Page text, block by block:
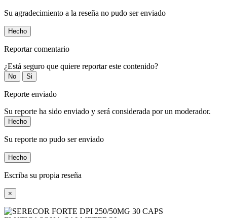
Su agradecimiento a la reseña no pudo ser enviado
Hecho
Reportar comentario
¿Está seguro que quiere reportar este contenido?
No Si
Reporte enviado
Su reporte ha sido enviado y será considerada por un moderador.
Hecho
Su reporte no pudo ser enviado
Hecho
Escriba su propia reseña
×